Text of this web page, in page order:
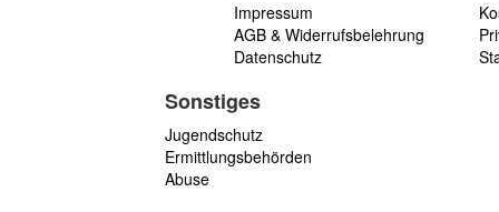
Impressum
AGB & Widerrufsbelehrung
Datenschutz
Sonstiges
Jugendschutz
Ermittlungsbehörden
Abuse